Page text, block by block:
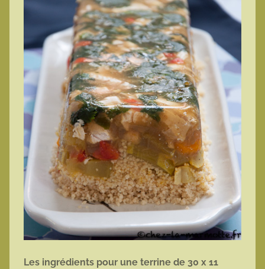
Les ingrédients pour une terrine de 30 x 11